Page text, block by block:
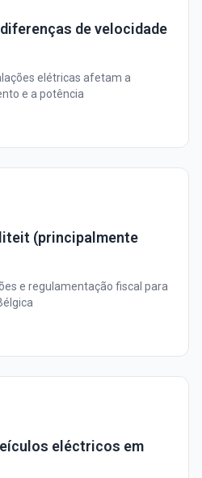
de velocidade
elétricas afetam a
e a potência
(principalmente
e regulamentação fiscal para
eléctricos em